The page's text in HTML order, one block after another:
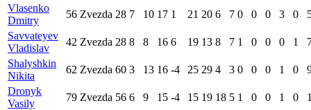
Vlasenko
Dmitry
56 Zvezda 28 7 10 17 1 21 20 6 7 0 0 0 3 0
Savvateyev
Vladislav
42 Zvezda 28 8 8 16 6 19 13 8 7 1 0 0 0 1
Shalyshkin
Nikita
62 Zvezda 60 3 13 16 -4 25 29 4 3 0 0 0 1 0
Dronyk
Vasily
79 Zvezda 56 6 9 15 -4 15 19 18 5 1 0 0 1 0